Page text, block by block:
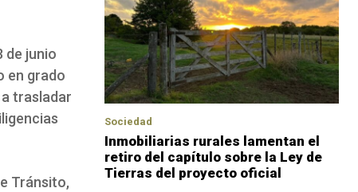
de junio
en grado
trasladar
Tránsito,
Sociedad
Inmobiliarias rurales lamentan el
retiro del capítulo sobre la Ley de
Tierras del proyecto oficial